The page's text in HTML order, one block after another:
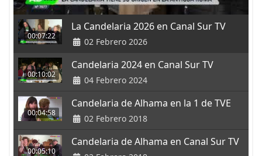
00:07:22
La Candelaria 2026 en Canal Sur TV
02 Febrero 2026
00:10:02
Candelaria 2024 en Canal Sur TV
04 Febrero 2024
00:04:58
Candelaria de Alhama en la 1 de TVE
02 Febrero 2018
00:05:10
Candelaria de Alhama en Canal Sur TV